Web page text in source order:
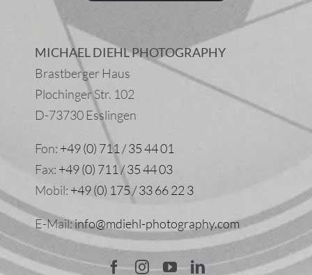
MICHAEL DIEHL PHOTOGRAPHY
Brastberger Haus
Plochinger Str. 102
D-73730 Esslingen
Fon: +49 (0) 711 / 35 44 01
Fax: +49 (0) 711 / 35 44 03
Mobil: +49 (0) 175 / 33 66 22 3
E-Mail:info@mdiehl-photography.com